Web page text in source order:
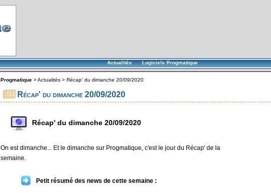
Actualités Logiciels Progmatique
Progmatique >Actualités > Récap' du dimanche 20/09/2020
Récap' du dimanche 20/09/2020
Récap' du dimanche 20/09/2020
On est dimanche... Et le dimanche sur Progmatique, c'est le jour du Récap' de la
semaine.
Petit résumé des news de cette semaine :